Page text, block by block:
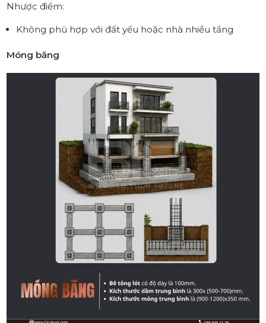
Nhược điểm:
Không phù hợp với đất yếu hoặc nhà nhiều tầng
Móng băng